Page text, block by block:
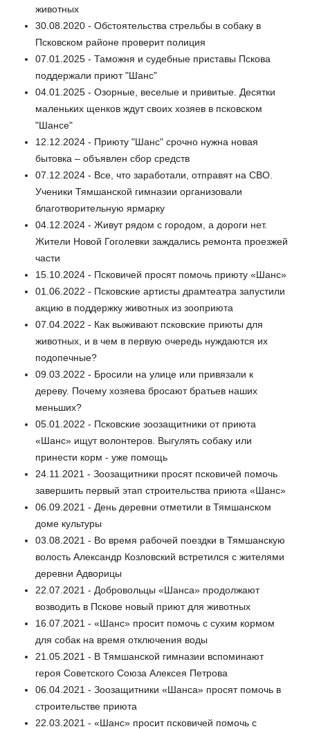
животных
30.08.2020 - Обстоятельства стрельбы в собаку в
Псковском районе проверит полиция
07.01.2025 - Таможня и судебные приставы Пскова
поддержали приют "Шанс"
04.01.2025 - Озорные, веселые и привитые. Десятки
маленьких щенков ждут своих хозяев в псковском
"Шансе"
12.12.2024 - Приюту "Шанс" срочно нужна новая
бытовка – объявлен сбор средств
07.12.2024 - Все, что заработали, отправят на СВО.
Ученики Тямшанской гимназии организовали
благотворительную ярмарку
04.12.2024 - Живут рядом с городом, а дороги нет.
Жители Новой Гоголевки заждались ремонта проезжей
части
15.10.2024 - Псковичей просят помочь приюту «Шанс»
01.06.2022 - Псковские артисты драмтеатра запустили
акцию в поддержку животных из зооприюта
07.04.2022 - Как выживают псковские приюты для
животных, и в чем в первую очередь нуждаются их
подопечные?
09.03.2022 - Бросили на улице или привязали к
дереву. Почему хозяева бросают братьев наших
меньших?
05.01.2022 - Псковские зоозащитники от приюта
«Шанс» ищут волонтеров. Выгулять собаку или
принести корм - уже помощь
24.11.2021 - Зоозащитники просят псковичей помочь
завершить первый этап строительства приюта «Шанс»
06.09.2021 - День деревни отметили в Тямшанском
доме культуры
03.08.2021 - Во время рабочей поездки в Тямшанскую
волость Александр Козловский встретился с жителями
деревни Адворицы
22.07.2021 - Добровольцы «Шанса» продолжают
возводить в Пскове новый приют для животных
16.07.2021 - «Шанс» просит помочь с сухим кормом
для собак на время отключения воды
21.05.2021 - В Тямшанской гимназии вспоминают
героя Советского Союза Алексея Петрова
06.04.2021 - Зоозащитники «Шанса» просят помочь в
строительстве приюта
22.03.2021 - «Шанс» просит псковичей помочь с